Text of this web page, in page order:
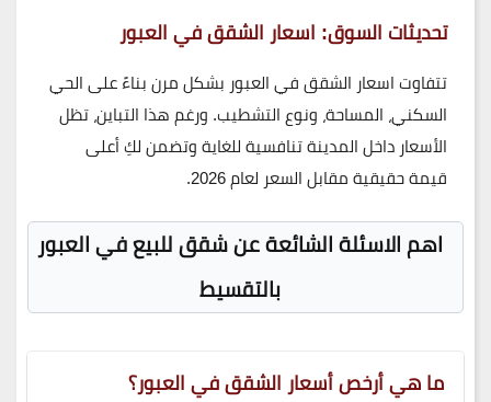
تحديثات السوق: اسعار الشقق في العبور
تتفاوتاسعار الشقق في العبور بشكل مرن بناءً على الحي
السكني، المساحة، ونوع التشطيب. ورغم هذا التباين، تظل
الأسعار داخل المدينة تنافسية للغاية وتضمن لكِ أعلى
قيمة حقيقية مقابل السعر لعام 2026.
اهم الاسئلة الشائعة عن شقق للبيع في العبور
بالتقسيط
ما هي أرخص أسعار الشقق في العبور؟